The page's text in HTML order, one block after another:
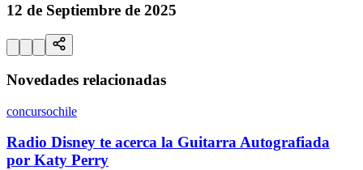
12 de Septiembre de 2025
Novedades relacionadas
concursochile
Radio Disney te acerca la Guitarra Autografiada
por Katy Perry